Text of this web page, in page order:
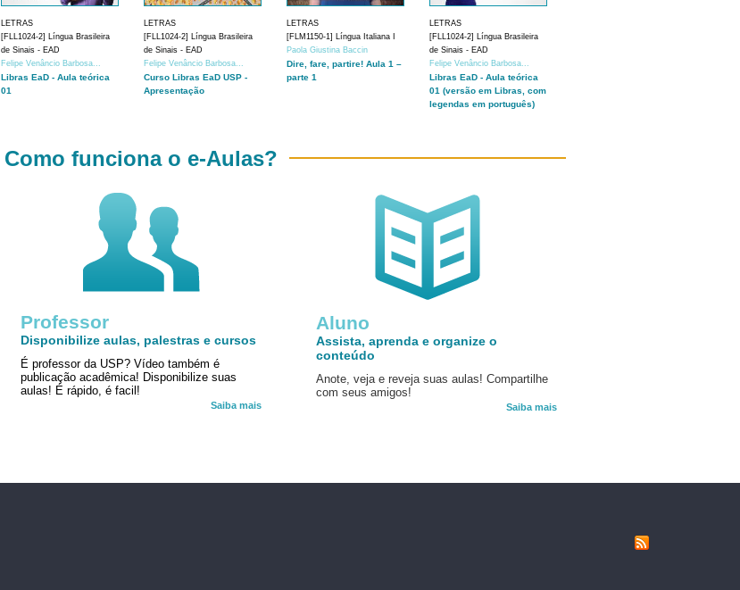
LETRAS
[FLL1024-2] Língua Brasileira
de Sinais - EAD
Felipe Venâncio Barbosa...
Libras EaD - Aula teórica
01
LETRAS
[FLL1024-2] Língua Brasileira
de Sinais - EAD
Felipe Venâncio Barbosa...
Curso Libras EaD USP -
Apresentação
LETRAS
[FLM1150-1] Língua Italiana I
Paola Giustina Baccin
Dire, fare, partire! Aula 1 –
parte 1
LETRAS
[FLL1024-2] Língua Brasileira
de Sinais - EAD
Felipe Venâncio Barbosa...
Libras EaD - Aula teórica
01 (versão em Libras, com
legendas em português)
Aluno
Assista, aprenda e organize o
conteúdo
Anote, veja e reveja suas aulas! Compartilhe
com seus amigos!
Saiba mais
Como funciona o e-Aulas?
Professor
Disponibilize aulas, palestras e cursos
É professor da USP? Vídeo também é
publicação acadêmica! Disponibilize suas
aulas! É rápido, é facil!
Saiba mais